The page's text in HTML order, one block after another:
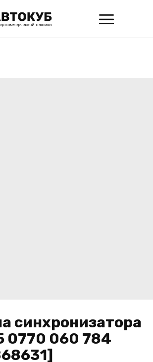
синхронизатора
0770 060 784